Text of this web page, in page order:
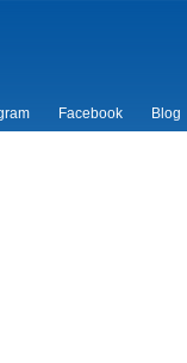
Facebook Blog